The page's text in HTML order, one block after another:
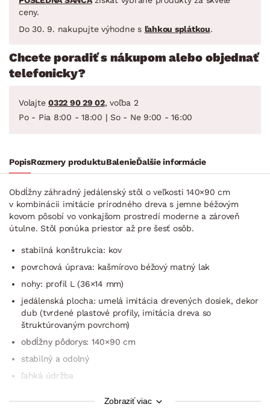
ceny.
Do 30. 9. nakupujte výhodne s ľahkou splátkou.
Chcete poradiť s nákupom alebo objednať
telefonicky?
Volajte 0322 90 29 02, voľba 2
Po - Pia 8:00 - 18:00 | So - Ne 9:00 - 16:00
PopisRozmery produktuBalenieĎalšie informácie
Obdĺžny záhradný jedálenský stôl o veľkosti 140×90 cm
v kombinácii imitácie prírodného dreva s jemne béžovým
kovom pôsobí vo vonkajšom prostredí moderne a zároveň
útulne. Stôl ponúka priestor až pre šesť osôb.
stabilná konštrukcia: kov
povrchová úprava: kašmírovo béžový matný lak
nohy: profil L (36×14 mm)
jedálenská plocha: umelá imitácia drevených dosiek, dekor
dub (tvrdené plastové profily, imitácia dreva so
štruktúrovaným povrchom)
obdĺžny pôdorys: 140×90 cm
stabilný a odolný
ľahká údržba
Zobraziť viac